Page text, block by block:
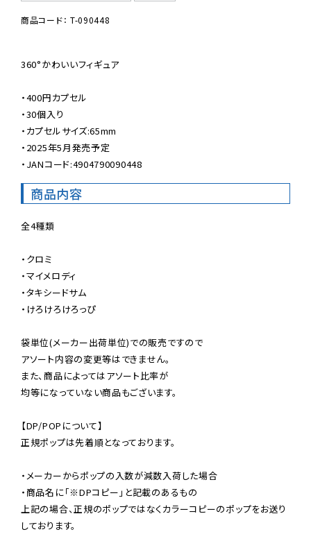
商品コード： T-090448
360°かわいいフィギュア
・400円カプセル
・30個入り
・カプセルサイズ:65mm
・2025年5月発売予定
・JANコード:4904790090448
商品内容
全4種類
・クロミ
・マイメロディ
・タキシードサム
・けろけろけろっぴ
袋単位(メーカー出荷単位)での販売ですので
アソート内容の変更等はできません。
また、商品によってはアソート比率が
均等になっていない商品もございます。
【DP/POPについて】
正規ポップは先着順となっております。
・メーカーからポップの入数が減数入荷した場合
・商品名に「※DPコピー」と記載のあるもの
上記の場合、正規のポップではなくカラーコピーのポップをお送り
しております。